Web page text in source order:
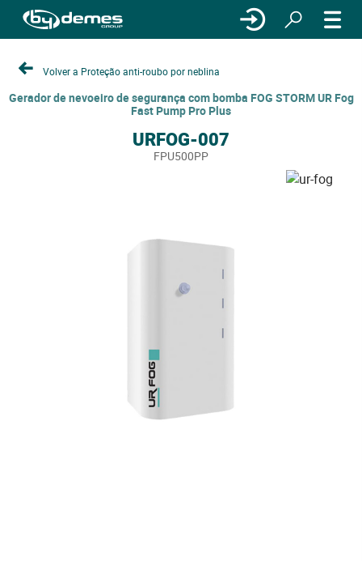
Volver a Proteção anti-roubo por neblina
Gerador de nevoeiro de segurança com bomba FOG STORM UR Fog
Fast Pump Pro Plus
URFOG-007
FPU500PP